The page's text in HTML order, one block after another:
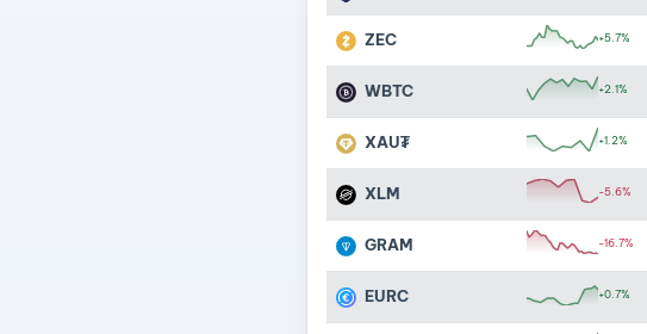
ZEC +5.7%
WBTC +2.1%
XAU₮ +1.2%
XLM -5.6%
GRAM -16.7%
EURC +0.7%